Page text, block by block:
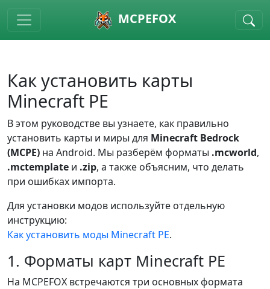
Skip to main content MCPEFOX
Как установить карты
Minecraft PE
В этом руководстве вы узнаете, как правильно
установить карты и миры для Minecraft Bedrock
(MCPE) на Android. Мы разберём форматы .mcworld,
.mctemplate и .zip, а также объясним, что делать
при ошибках импорта.
Для установки модов используйте отдельную
инструкцию:
Как установить моды Minecraft PE.
1. Форматы карт Minecraft PE
На MCPEFOX встречаются три основных формата